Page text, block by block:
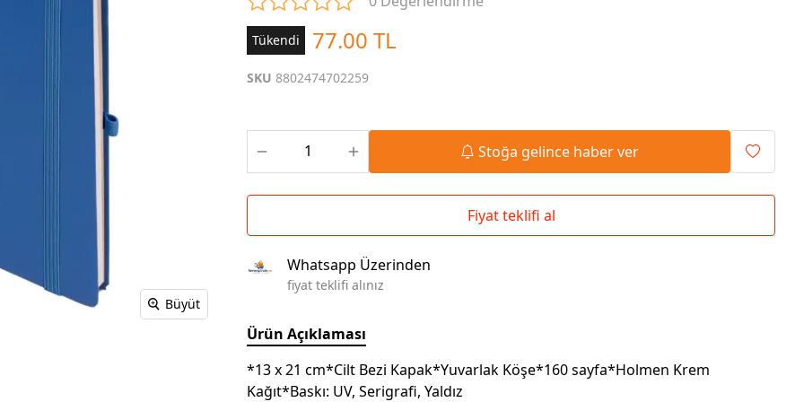
Çoklu Şarj Kabloları
Kablosuz Şarj
Powerbank Defter
Kahve Setleri
Sunum Panosu
Branda | Afiş | Poster
Baskılı Masa Örtüsü
Büyüt
Tükendi 77.00 TL
SKU 8802474702259
Stoğa gelince haber ver
Fiyat teklifi al
Whatsapp Üzerinden
fiyat teklifi alınız
Ürün Açıklaması
*13 x 21 cm*Cilt Bezi Kapak*Yuvarlak Köşe*160 sayfa*Holmen Krem
Kağıt*Baskı: UV, Serigrafi, Yaldız